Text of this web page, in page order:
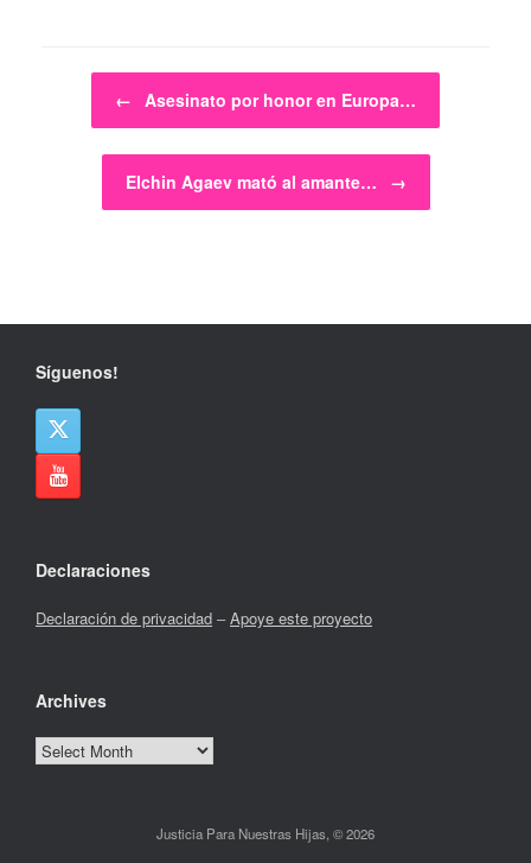
Navegador de artículos
← Asesinato por honor en Europa…
Elchin Agaev mató al amante… →
Síguenos!
Declaraciones
Declaración de privacidad –Apoye este proyecto
Archives
Archives
Justicia Para Nuestras Hijas, © 2026